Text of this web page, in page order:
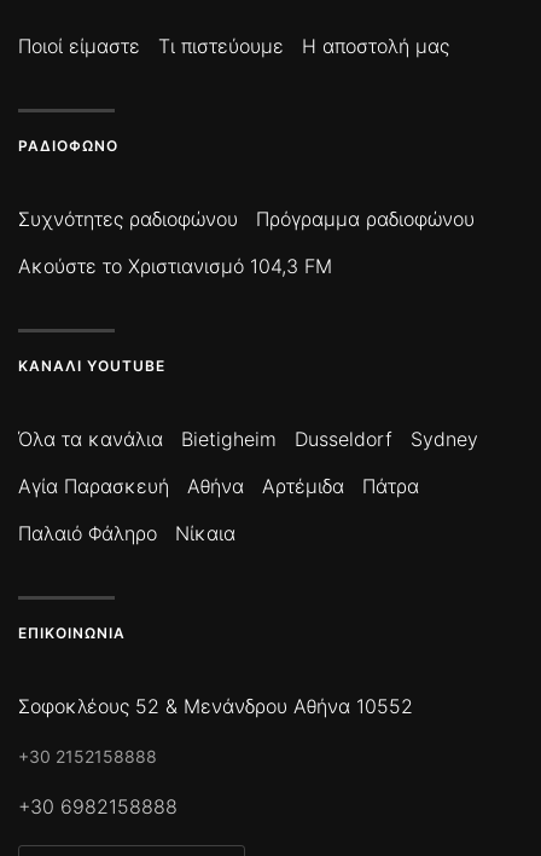
Ποιοί είμαστε Τι πιστεύουμε Η αποστολή μας
ΡΑΔΙΌΦΩΝΟ
Συχνότητες ραδιοφώνου
Πρόγραμμα ραδιοφώνου
Ακούστε το Χριστιανισμό 104,3 FM
ΚΑΝΆΛΙ YOUTUBE
Όλα τα κανάλια Bietigheim Dusseldorf
Sydney
Αγία Παρασκευή
Αθήνα Αρτέμιδα
Πάτρα
Παλαιό Φάληρο
Νίκαια
ΕΠΙΚΟΙΝΩΝΊΑ
Σοφοκλέους 52 & Μενάνδρου Αθήνα 10552
+30 2152158888
+30 6982158888